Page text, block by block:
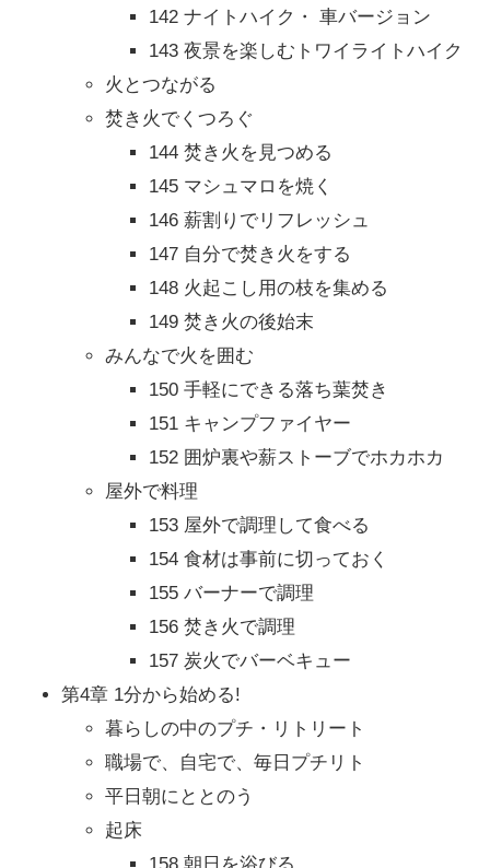
142 ナイトハイク・ 車バージョン
143 夜景を楽しむトワイライトハイク
火とつながる
焚き火でくつろぐ
144 焚き火を見つめる
145 マシュマロを焼く
146 薪割りでリフレッシュ
147 自分で焚き火をする
148 火起こし用の枝を集める
149 焚き火の後始末
みんなで火を囲む
150 手軽にできる落ち葉焚き
151 キャンプファイヤー
152 囲炉裏や薪ストーブでホカホカ
屋外で料理
153 屋外で調理して食べる
154 食材は事前に切っておく
155 バーナーで調理
156 焚き火で調理
157 炭火でバーベキュー
第4章 1分から始める!
暮らしの中のプチ・リトリート
職場で、自宅で、毎日プチリト
平日朝にととのう
起床